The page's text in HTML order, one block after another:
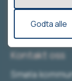
Kontakt oss
Smøla
Godta alle